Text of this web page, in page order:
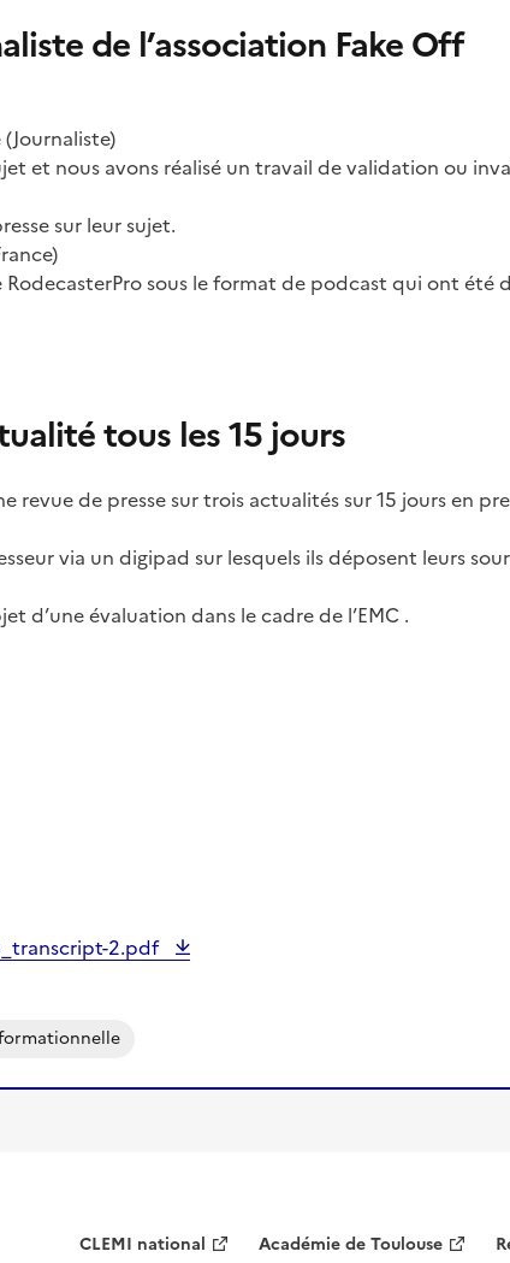
de l’association Fake Off
et nous avons réalisé un travail de validation ou
sur leur sujet.
sous le format de podcast qui ont été
tous les 15 jours
revue de presse sur trois actualités sur 15 jours en
via un digipad sur lesquels ils déposent leurs
d’une évaluation dans le cadre de l’EMC .
2.pdf
CLEMI national Académie de Toulouse